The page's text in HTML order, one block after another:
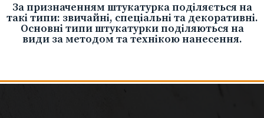
За призначенням штукатурка поділяється на
такі типи: звичайні, спеціальні та декоративні.
Основні типи штукатурки поділяються на
види за методом та технікою нанесення.